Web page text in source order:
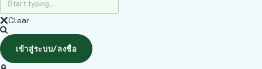
Clear
เข้าสู่ระบบ/ลงชื่อ